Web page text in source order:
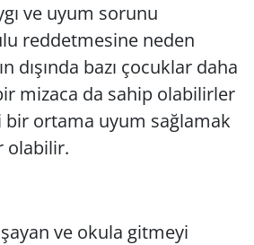
ve uyum sorunu
reddetmesine neden
dışında bazı çocuklar daha
mizaca da sahip olabilirler
bir ortama uyum sağlamak
olabilir.
ve okula gitmeyi